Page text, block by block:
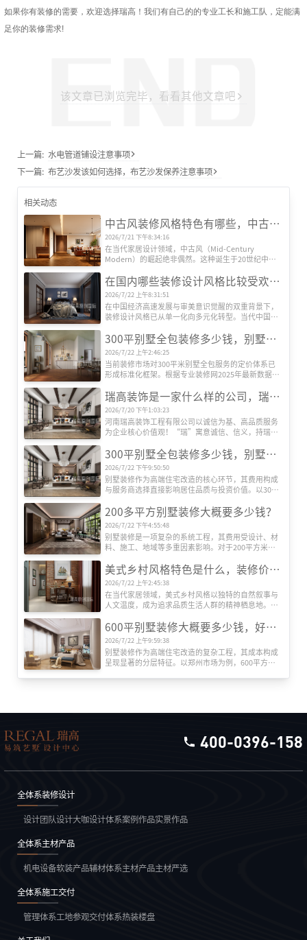
如果你有装修的需要，欢迎选择瑞高！我们有自己的的专业工长和施工队，定能满
足你的装修需求!
该文章已浏览完毕，看看其他文章吧
上一篇: 水电管道铺设注意事项
下一篇: 布艺沙发该如何选择，布艺沙发保养注意事项
相关动态
中古风装修风格特色有哪些，中古风装修设计效果图
2026/7/21 下午8:34:16
在当代家居设计领域，中古风（Mid-Century
Modern）的崛起绝非偶然。这种诞生于20世纪中叶
全球范围内引发新一轮审美革命。其独特魅力源于对
对人文精神的深度诠释，形成了一套完整的美学体
系。
在国内哪些装修设计风格比较受欢迎？
2026/7/22 上午8:31:51
在中国经济高速发展与审美意识觉醒的双重背景下，
装修设计风格已从单一化向多元化转型。当代中国家
能，转而追求空间美学、文化表达与生活方式的深度
察，系统梳理当前国内六大主流装修设计风格及其核
心特征，揭示其流行背后的社会文化动因。
300平别墅全包装修多少钱，别墅全包装修公司推荐
2026/7/22 上午2:46:25
当前装修市场对300平米别墅全包服务的定价体系已
形成标准化框架。根据专业装修网2025年最新数据，
度达24万至60万元以上。这种价格差异主要源于三大
瑞高装饰是一家什么样的公司，瑞高装饰怎么样？
2026/7/20 下午1:03:23
河南瑞高装饰工程有限公司以诚信为基、高品质服务
为企业核心价值观！“瑞”寓意诚信、信义，持瑞玉
是追求更高美好生活品质的过程！
300平别墅全包装修多少钱，别墅装修公司推荐
2026/7/22 下午9:50:50
别墅装修作为高端住宅改造的核心环节，其费用构成
与服务商选择直接影响居住品质与投资价值。以300
工、设备等多维度因素影响，而专业装修公司的系统
深度解析全包装修成本结构，并重点推荐瑞高装饰的
服务优势。
200多平方别墅装修大概要多少钱？
2026/7/22 下午4:55:48
别墅装修是一项复杂的系统工程，其费用受设计、材
料、施工、地域等多重因素影响。对于200平方米左
元不等。本文将从专业角度出发，系统解析装修费用
美式乡村风格特色是什么，装修价格贵吗？
2026/7/22 上午2:45:38
在当代家居领域，美式乡村风格以独特的自然叙事与
人文温度，成为追求品质生活人群的精神栖息地。这
建人与自然的深度对话，其价值体现在设计哲学与实
600平别墅装修大概要多少钱，好的别墅装修公司推荐
2026/7/22 上午9:59:38
别墅装修作为高端住宅改造的复杂工程，其成本构成
呈现显著的分层特征。以郑州市场为例，600平方米
400-0396-158
全体系装修设计
设计团队设计大咖设计体系案例作品实景作品
全体系主材产品
机电设备软装产品辅材体系主材产品主材严选
全体系施工交付
管理体系工地参观交付体系热装楼盘